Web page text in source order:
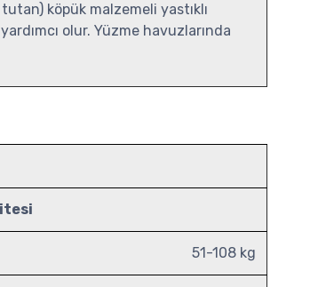
köpük malzemeli yastıklı
olur. Yüzme havuzlarında
51-108 kg